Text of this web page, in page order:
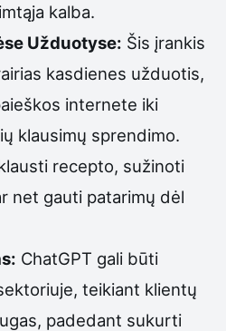
kalba.
Užduotyse: Šis įrankis
kasdienes užduotis,
internete iki
klausimų sprendimo.
recepto, sužinoti
net gauti patarimų dėl
ChatGPT gali būti
teikiant klientų
padedant sukurti